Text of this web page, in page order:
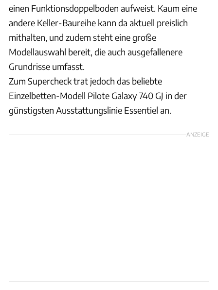
einen Funktionsdoppelboden aufweist. Kaum eine
andere Keller-Baureihe kann da aktuell preislich
mithalten, und zudem steht eine große
Modellauswahl bereit, die auch ausgefallenere
Grundrisse umfasst.
Zum Supercheck trat jedoch das beliebte
Einzelbetten-Modell Pilote Galaxy 740 GJ in der
günstigsten Ausstattungslinie Essentiel an.
ANZEIGE